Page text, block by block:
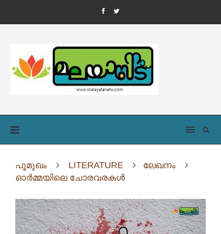
പൂമുഖം LITERATURE
ലേഖനം
ഓർമ്മയിലെ ചോരവരകൾ